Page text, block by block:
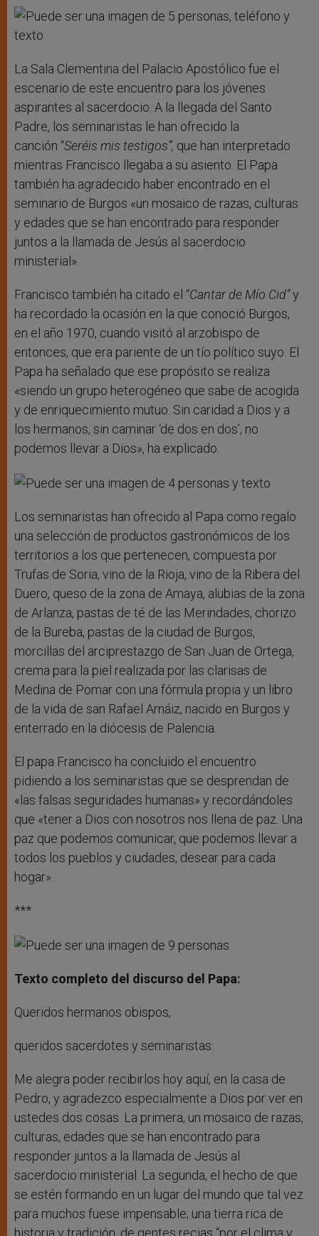
La Sala Clementina del Palacio Apostólico fue el
escenario de este encuentro para los jóvenes
aspirantes al sacerdocio. A la llegada del Santo
Padre, los seminaristas le han ofrecido la
canción “Seréis mis testigos”, que han interpretado
mientras Francisco llegaba a su asiento. El Papa
también ha agradecido haber encontrado en el
seminario de Burgos «un mosaico de razas, culturas
y edades que se han encontrado para responder
juntos a la llamada de Jesús al sacerdocio
ministerial».
Francisco también ha citado el “Cantar de Mío Cid”y
ha recordado la ocasión en la que conoció Burgos,
en el año 1970, cuando visitó al arzobispo de
entonces, que era pariente de un tío político suyo. El
Papa ha señalado que ese propósito se realiza
«siendo un grupo heterogéneo que sabe de acogida
y de enriquecimiento mutuo. Sin caridad a Dios y a
los hermanos, sin caminar ‘de dos en dos’, no
podemos llevar a Dios», ha explicado.
Los seminaristas han ofrecido al Papa como regalo
una selección de productos gastronómicos de los
territorios a los que pertenecen, compuesta por
Trufas de Soria, vino de la Rioja, vino de la Ribera del
Duero, queso de la zona de Amaya, alubias de la zona
de Arlanza, pastas de té de las Merindades, chorizo
de la Bureba, pastas de la ciudad de Burgos,
morcillas del arciprestazgo de San Juan de Ortega,
crema para la piel realizada por las clarisas de
Medina de Pomar con una fórmula propia y un libro
de la vida de san Rafael Arnáiz, nacido en Burgos y
enterrado en la diócesis de Palencia.
El papa Francisco ha concluido el encuentro
pidiendo a los seminaristas que se desprendan de
«las falsas seguridades humanas» y recordándoles
que «tener a Dios con nosotros nos llena de paz. Una
paz que podemos comunicar, que podemos llevar a
todos los pueblos y ciudades, desear para cada
hogar».
***
Texto completo del discurso del Papa:
Queridos hermanos obispos,
queridos sacerdotes y seminaristas:
Me alegra poder recibirlos hoy aquí, en la casa de
Pedro, y agradezco especialmente a Dios por ver en
ustedes dos cosas. La primera, un mosaico de razas,
culturas, edades que se han encontrado para
responder juntos a la llamada de Jesús al
sacerdocio ministerial. La segunda, el hecho de que
se estén formando en un lugar del mundo que tal vez
para muchos fuese impensable; una tierra rica de
historia y tradición, de gentes recias “por el clima y